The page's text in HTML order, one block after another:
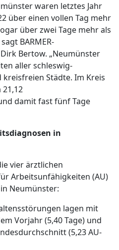
waren letztes Jahr
über einen vollen Tag mehr
über zwei Tage mehr als
BARMER-
Bertow. „Neumünster
aller schleswig-
Städte. Im Kreis
damit fast fünf Tage
in
vier ärztlichen
Arbeitsunfähigkeiten (AU)
Neumünster:
lagen mit
Vorjahr (5,40 Tage) und
(5,23 AU-